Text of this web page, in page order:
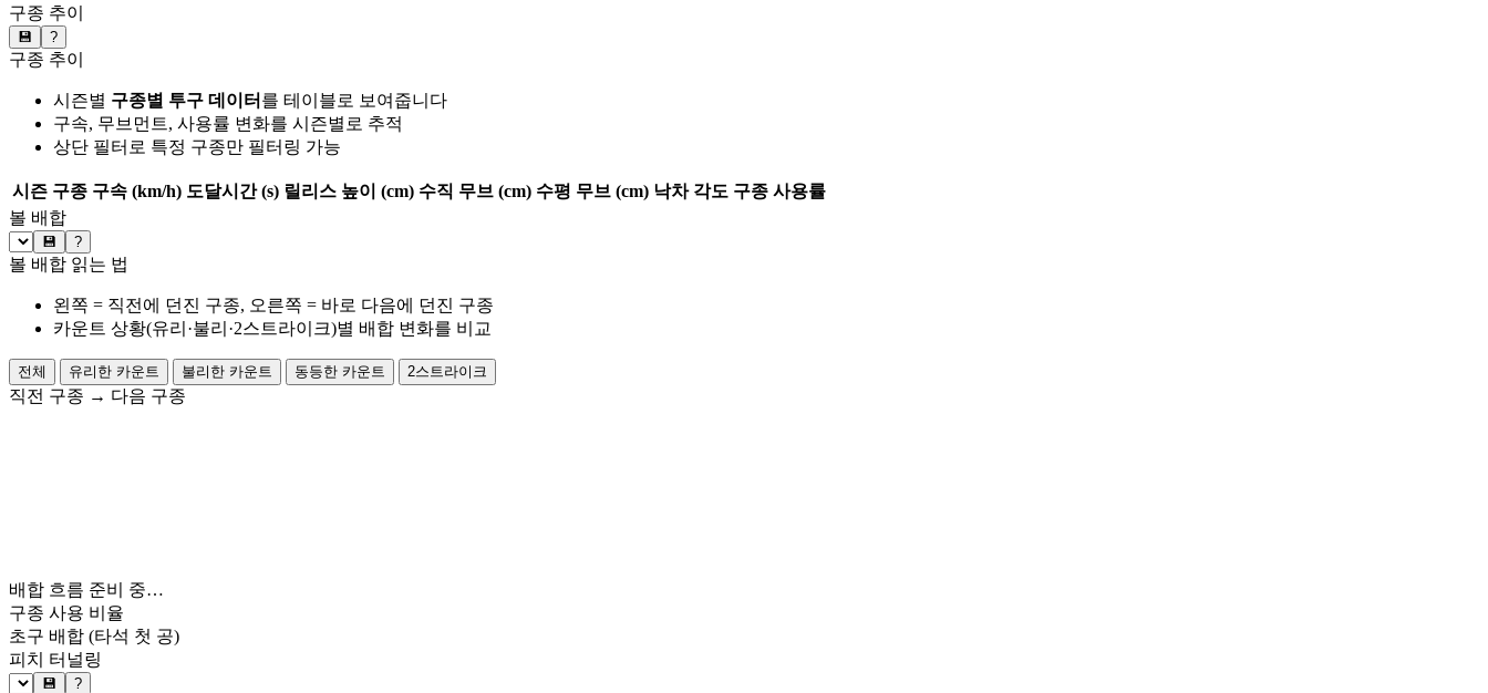
구종 추이
💾 ?
구종 추이
시즌별 구종별 투구 데이터 를 테이블로 보여줍니다
구속, 무브먼트, 사용률 변화를 시즌별로 추적
상단 필터로 특정 구종만 필터링 가능
시즌 구종 구속 (km/h) 도달시간 (s) 릴리스 높이 (cm) 수직 무브 (cm) 수평 무브 (cm) 낙차 각도 구종 사용률
볼 배합
💾 ?
볼 배합 읽는 법
왼쪽 = 직전에 던진 구종, 오른쪽 = 바로 다음에 던진 구종
카운트 상황(유리·불리·2스트라이크)별 배합 변화를 비교
전체 유리한 카운트 불리한 카운트 동등한 카운트 2스트라이크
직전 구종 → 다음 구종
배합 흐름 준비 중…
구종 사용 비율
초구 배합 (타석 첫 공)
피치 터널링
💾 ?